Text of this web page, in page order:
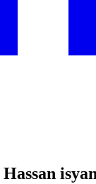
Hassan